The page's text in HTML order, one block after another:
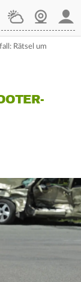
WetterWebcam
Rätsel um